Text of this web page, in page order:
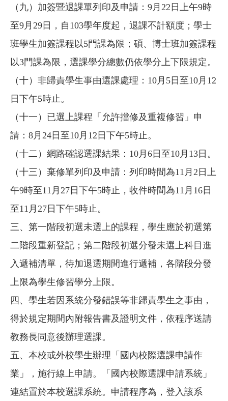
（九）加簽暨退課單列印及申請：9月22日上午9時
至9月29日，自103學年度起，退課不計額度；學士
班學生加簽課程以5門課為限；碩、博士班加簽課程
以3門課為限，選課學分總數仍依學分上下限規定。
（十）非歸責學生事由選課處理：10月5日至10月12
日下午5時止。
（十一）已選上課程「允許擋修及重複修習」申
請：8月24日至10月12日下午5時止。
（十二）網路確認選課結果：10月6日至10月13日。
（十三）棄修單列印及申請：列印時間為11月2日上
午9時至11月27日下午5時止，收件時間為11月16日
至11月27日下午5時止。
三、第一階段初選未選上的課程，學生應於初選第
二階段重新登記；第二階段初選分發未選上科目進
入遞補清單，待加退選期間進行遞補，各階段分發
上限為學生修習學分上限。
四、學生若因系統分發錯誤等非歸責學生之事由，
得於規定期間內附報告書及證明文件，依程序送請
教務長同意後辦理選課。
五、本校或外校學生辦理「國內校際選課申請作
業」，施行線上申請。「國內校際選課申請系統」
連結置於本校選課系統。申請程序為，登入該系